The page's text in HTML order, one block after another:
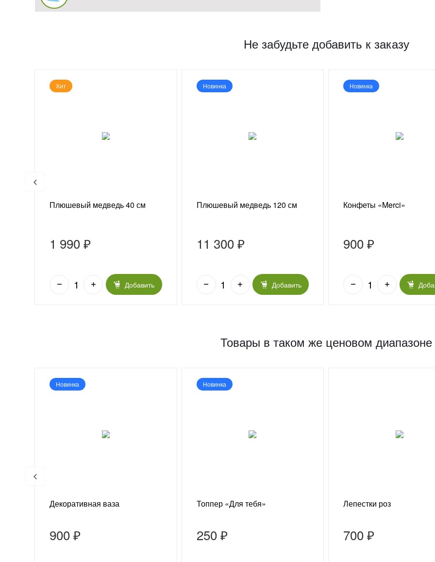
Не забудьте добавить к заказу
Хит
Плюшевый медведь 40 см
1 990 ₽
Добавить
Новинка
Плюшевый медведь 120 см
11 300 ₽
Добавить
Новинка
Конфеты «Merci»
900 ₽
Товары в таком же ценовом диапазоне
Новинка
Декоративная ваза
900 ₽
Новинка
Топпер «Для тебя»
250 ₽
Лепестки роз
700 ₽